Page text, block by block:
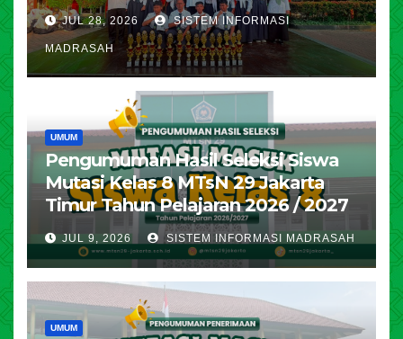
JUL 28, 2026 SISTEM INFORMASI
MADRASAH
UMUM
Pengumuman Hasil Seleksi Siswa
Mutasi Kelas 8 MTsN 29 Jakarta
Timur Tahun Pelajaran 2026 / 2027
JUL 9, 2026 SISTEM INFORMASI MADRASAH
UMUM